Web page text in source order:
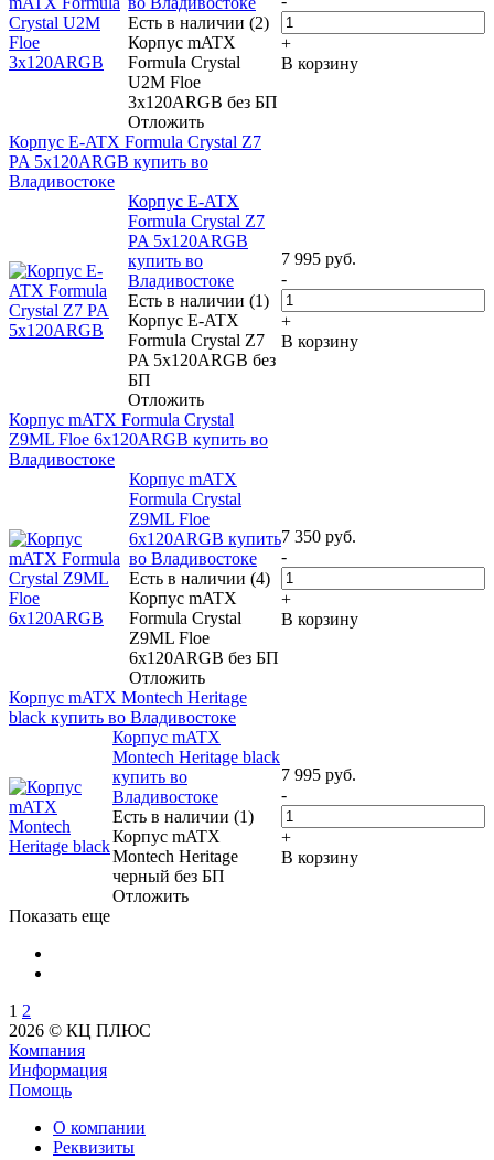
Есть в наличии (2)
Корпус mATX
Formula Crystal
U2M Floe
3x120ARGB без БП
Отложить
+
В корзину
Корпус E-ATX Formula Crystal Z7
PA 5x120ARGB купить во
Владивостоке
Корпус E-ATX
Formula Crystal Z7
PA 5x120ARGB
купить во
Владивостоке
Есть в наличии (1)
Корпус E-ATX
Formula Crystal Z7
PA 5x120ARGB без
БП
Отложить
7 995 руб.
-
+
В корзину
Корпус mATX Formula Crystal
Z9ML Floe 6x120ARGB купить во
Владивостоке
Корпус mATX
Formula Crystal
Z9ML Floe
6x120ARGB купить
во Владивостоке
Есть в наличии (4)
Корпус mATX
Formula Crystal
Z9ML Floe
6x120ARGB без БП
Отложить
7 350 руб.
-
+
В корзину
Корпус mATX Montech Heritage
black купить во Владивостоке
Корпус mATX
Montech Heritage black
купить во
Владивостоке
Есть в наличии (1)
Корпус mATX
Montech Heritage
черный без БП
Отложить
7 995 руб.
-
+
В корзину
Показать еще
1 2
2026 © КЦ ПЛЮС
Компания
Информация
Помощь
О компании
Реквизиты